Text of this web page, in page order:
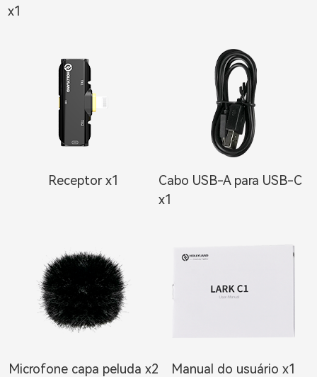
x1
Receptor x1
Cabo USB-A para USB-C
x1
Microfone capa peluda x2 Manual do usuário x1